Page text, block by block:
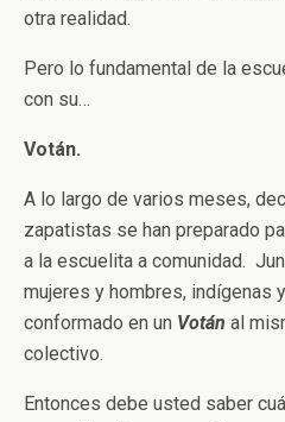
otra realidad.
Pero lo fundamental de la
con su…
Votán.
A lo largo de varios meses,
zapatistas se han preparado
a la escuelita a comunidad.
mujeres y hombres, indígenas
conformado en un Votán al
colectivo.
Entonces debe usted saber